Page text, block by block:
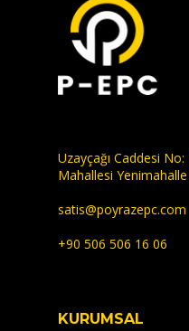
Uzayçağı Caddesi
Mahallesi
satis@poyrazepc.com
+90 506 506 16 06
KURUMSAL